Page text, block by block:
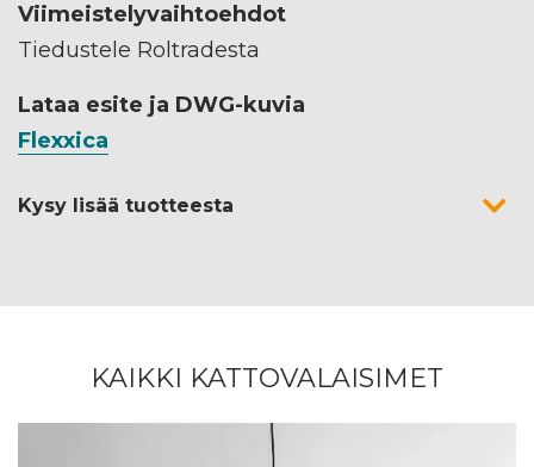
Viimeistelyvaihtoehdot
Tiedustele Roltradesta
Lataa esite ja DWG-kuvia
Flexxica
Kysy lisää tuotteesta
KAIKKI KATTOVALAISIMET